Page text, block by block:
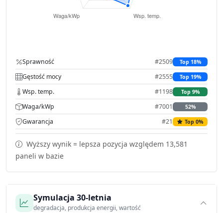
Sprawność #2509 Top 18%
Gęstość mocy #2555 Top 19%
Wsp. temp. #1198 Top 9%
Waga/kWp #7001 52%
Gwarancja #21 Top 0%
Wyższy wynik = lepsza pozycja względem 13,581
paneli w bazie
Symulacja 30-letnia
degradacja, produkcja energii, wartość